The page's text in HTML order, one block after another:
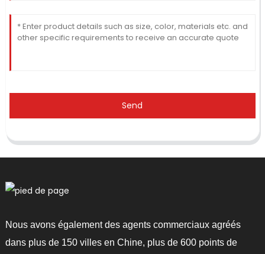
Send
Nous avons également des agents commerciaux agréés
dans plus de 150 villes en Chine, plus de 600 points de